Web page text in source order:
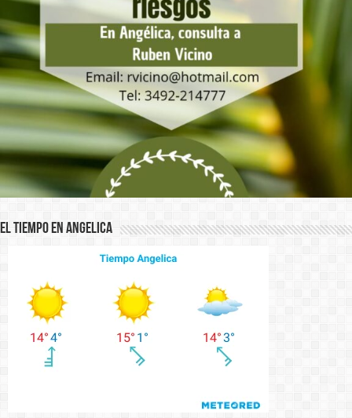
El Tiempo en Angelica